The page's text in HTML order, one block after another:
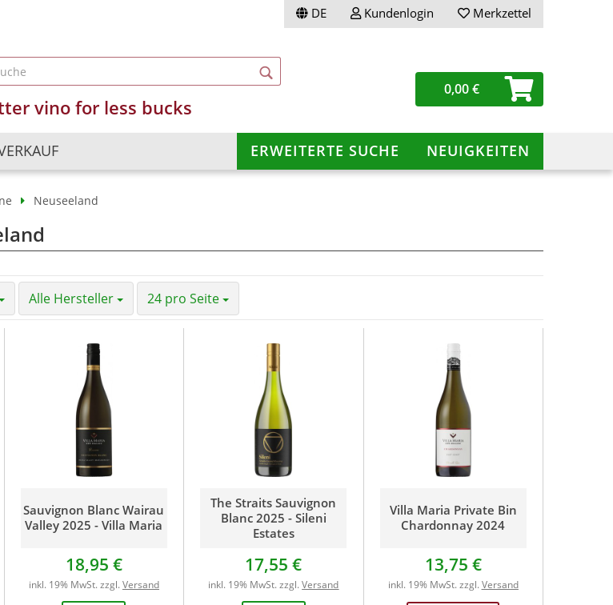
DE
Lieferland
Kundenlogin Merkzettel
0,00 €
vino for less bucks
Süßweine
ERWEITERTE SUCHE NEUIGKEITEN
Neuseeland
Alle Hersteller 24 pro Seite
Sauvignon Blanc Wairau
Valley 2025 - Villa Maria
18,95 €
inkl. 19% MwSt. zzgl. Versand
The Straits Sauvignon
Blanc 2025 - Sileni
Estates
17,55 €
inkl. 19% MwSt. zzgl.Versand
Villa Maria Private Bin
Chardonnay 2024
13,75 €
inkl. 19% MwSt. zzgl. Versand